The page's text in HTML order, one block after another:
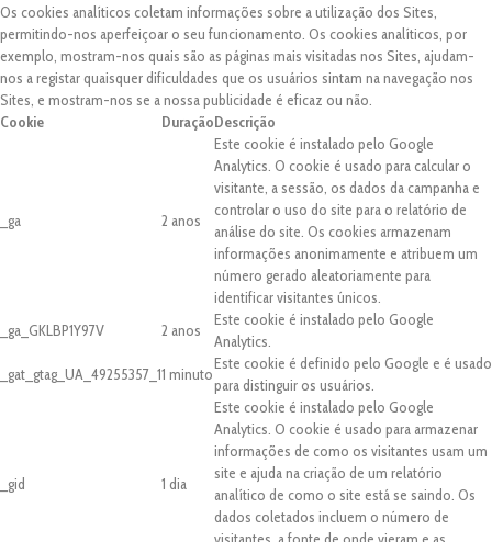
Os cookies analíticos coletam informações sobre a utilização dos Sites,
permitindo-nos aperfeiçoar o seu funcionamento. Os cookies analíticos, por
exemplo, mostram-nos quais são as páginas mais visitadas nos Sites, ajudam-
nos a registar quaisquer dificuldades que os usuários sintam na navegação nos
Sites, e mostram-nos se a nossa publicidade é eficaz ou não.
Cookie
DuraçãoDescrição
_ga 2 anos
Este cookie é instalado pelo Google
Analytics. O cookie é usado para calcular o
visitante, a sessão, os dados da campanha e
controlar o uso do site para o relatório de
análise do site. Os cookies armazenam
informações anonimamente e atribuem um
número gerado aleatoriamente para
identificar visitantes únicos.
_ga_GKLBP1Y97V
2 anos
Este cookie é instalado pelo Google
Analytics.
_gat_gtag_UA_49255357_11 minuto
Este cookie é definido pelo Google e é usado
para distinguir os usuários.
_gid 1 dia
Este cookie é instalado pelo Google
Analytics. O cookie é usado para armazenar
informações de como os visitantes usam um
site e ajuda na criação de um relatório
analítico de como o site está se saindo. Os
dados coletados incluem o número de